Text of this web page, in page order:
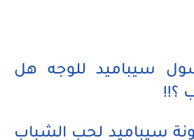
سيباميد للوجه هل
؟!!
سيباميد لحب الشباب